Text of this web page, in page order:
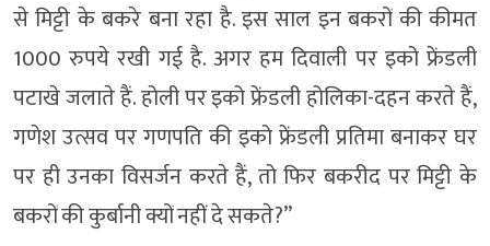
से मिट्टी के बकरे बना रहा है. इस साल इन बकरों की कीमत
1000 रुपये रखी गई है. अगर हम दिवाली पर इको फ्रेंडली
पटाखे जलाते हैं. होली पर इको फ्रेंडली होलिका-दहन करते हैं,
गणेश उत्सव पर गणपति की इको फ्रेंडली प्रतिमा बनाकर घर
पर ही उनका विसर्जन करते हैं, तो फिर बकरीद पर मिट्टी के
बकरों की कुर्बानी क्यों नहीं दे सकते?”